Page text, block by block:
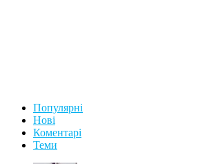
Популярні
Нові
Коментарі
Теми